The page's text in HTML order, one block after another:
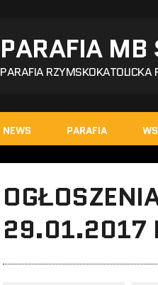
PARAFIA MB
PARAFIA RZYMSKOKATOLICKA
NEWS PARAFIA
29.01.2017